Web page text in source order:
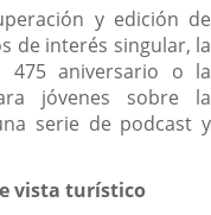
y edición de
de interés singular, la
475 aniversario o la
jóvenes sobre la
serie de podcast y
vista turístico